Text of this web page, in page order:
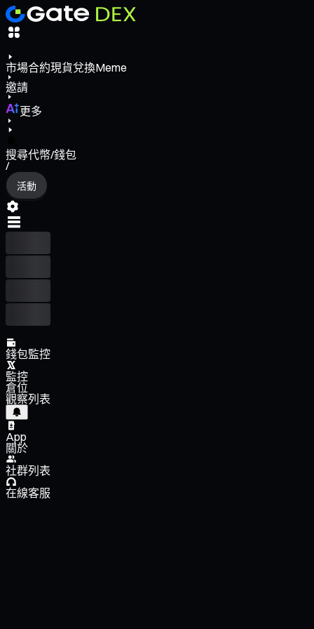
市場合約現貨兌換Meme
邀請
更多
搜尋代幣/錢包
/
活動
錢包監控
監控
倉位
觀察列表
App
關於
社群列表
在線客服